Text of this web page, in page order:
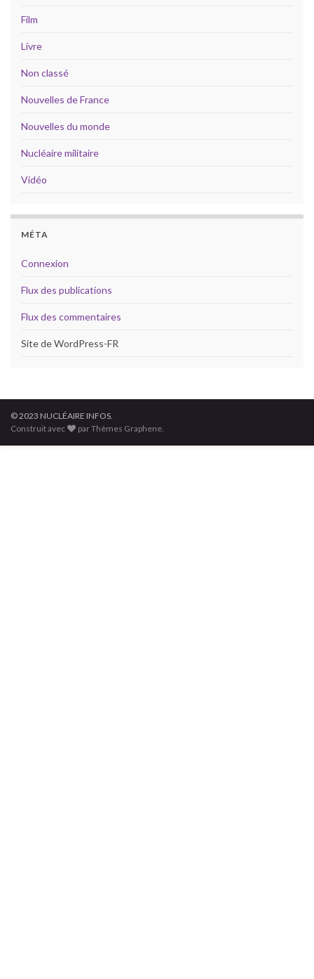
Film
Livre
Non classé
Nouvelles de France
Nouvelles du monde
Nucléaire militaire
Vidéo
MÉTA
Connexion
Flux des publications
Flux des commentaires
Site de WordPress-FR
© 2023 NUCLÉAIRE INFOS.
Construit avec
par Thèmes Graphene.